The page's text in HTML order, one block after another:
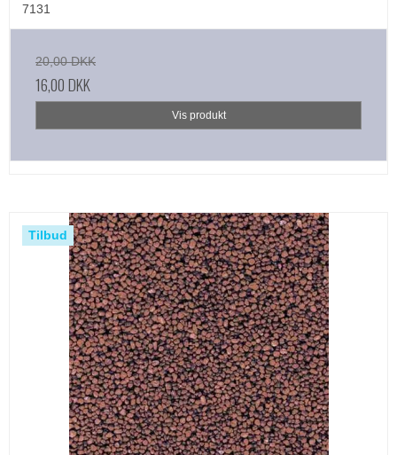
7131
20,00 DKK
16,00 DKK
Vis produkt
Tilbud